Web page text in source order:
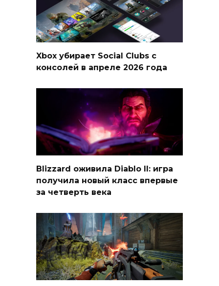
Xbox убирает Social Clubs с
консолей в апреле 2026 года
Blizzard оживила Diablo II: игра
получила новый класс впервые
за четверть века